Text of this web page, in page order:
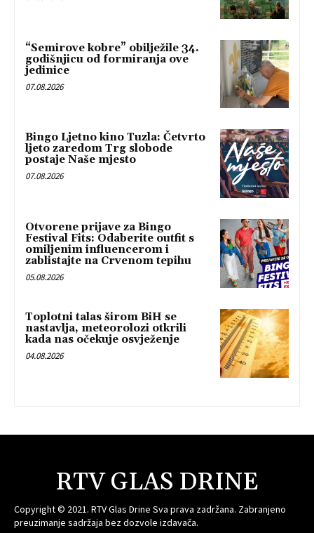
“Semirove kobre” obilježile 34.
godišnjicu od formiranja ove
jedinice
07.08.2026
Bingo Ljetno kino Tuzla: Četvrto
ljeto zaredom Trg slobode
postaje Naše mjesto
07.08.2026
Otvorene prijave za Bingo
Festival Fits: Odaberite outfit s
omiljenim influencerom i
zablistajte na Crvenom tepihu
05.08.2026
Toplotni talas širom BiH se
nastavlja, meteorolozi otkrili
kada nas očekuje osvježenje
04.08.2026
RTV GLAS DRINE
Copyright © 2021. RTV Glas Drine Sva prava zadržana. Zabranjeno
preuzimanje sadržaja bez dozvole izdavača.